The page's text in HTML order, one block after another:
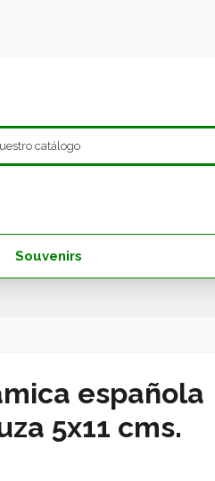
Souvenirs
española
5x11 cms.